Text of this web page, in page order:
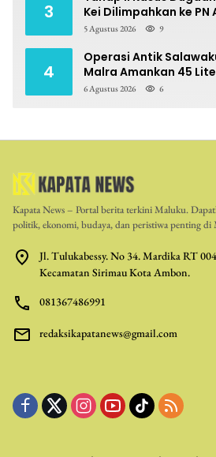
3
Kei Dilimpahkan ke PN
5 Agustus 2026 9
4
Operasi Antik
Malra Amankan 45
6 Agustus 2026 6
Kapata News – Portal berita terkini Maluku.
politik, ekonomi, budaya, dan peristiwa penting
Jl. Tulukabessy. No 34. Mardika RT
Kecamatan Sirimau Kota Ambon.
081367486991
redaksikapatanews@gmail.com